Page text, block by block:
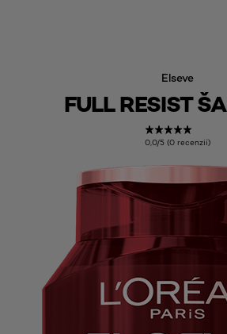
Elseve
FULL RESIST
0,0/5 (0 recenzií)